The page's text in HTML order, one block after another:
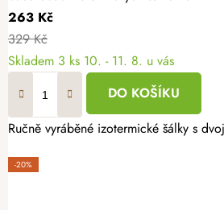
263 Kč
329 Kč
Skladem 3 ks 10. - 11. 8. u vás
DO KOŠÍKU
Ručně vyráběné izotermické šálky s
-20%